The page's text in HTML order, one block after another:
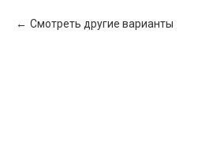
Смотреть другие варианты